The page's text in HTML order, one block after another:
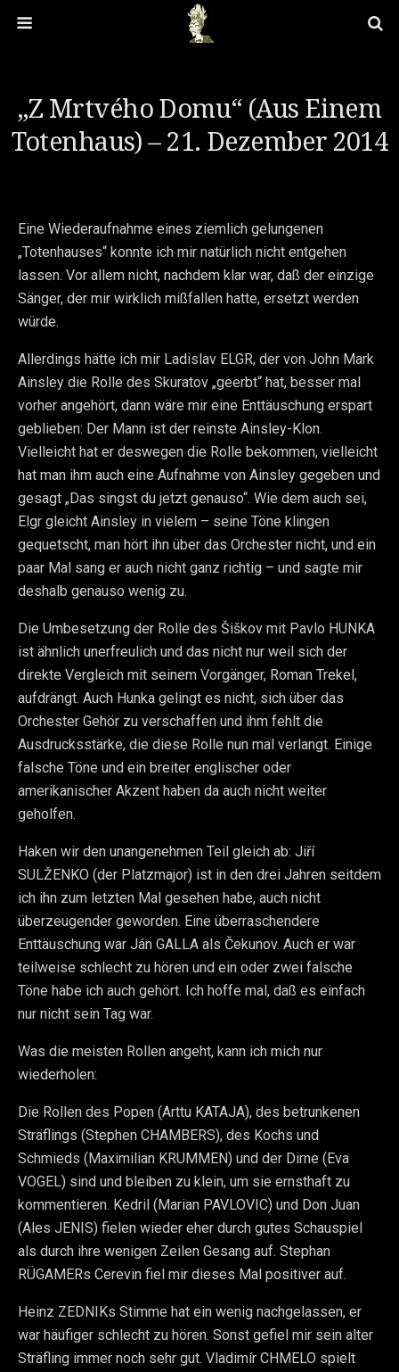
„Z Mrtvého Domu“ (Aus Einem
Totenhaus) – 21. Dezember 2014
Eine Wiederaufnahme eines ziemlich gelungenen
„Totenhauses“ konnte ich mir natürlich nicht entgehen
lassen. Vor allem nicht, nachdem klar war, daß der einzige
Sänger, der mir wirklich mißfallen hatte, ersetzt werden
würde.
Allerdings hätte ich mir Ladislav ELGR, der von John Mark
Ainsley die Rolle des Skuratov „geerbt“ hat, besser mal
vorher angehört, dann wäre mir eine Enttäuschung erspart
geblieben: Der Mann ist der reinste Ainsley-Klon.
Vielleicht hat er deswegen die Rolle bekommen, vielleicht
hat man ihm auch eine Aufnahme von Ainsley gegeben und
gesagt „Das singst du jetzt genauso“. Wie dem auch sei,
Elgr gleicht Ainsley in vielem – seine Töne klingen
gequetscht, man hört ihn über das Orchester nicht, und ein
paar Mal sang er auch nicht ganz richtig – und sagte mir
deshalb genauso wenig zu.
Die Umbesetzung der Rolle des Šiškov mit Pavlo HUNKA
ist ähnlich unerfreulich und das nicht nur weil sich der
direkte Vergleich mit seinem Vorgänger, Roman Trekel,
aufdrängt. Auch Hunka gelingt es nicht, sich über das
Orchester Gehör zu verschaffen und ihm fehlt die
Ausdrucksstärke, die diese Rolle nun mal verlangt. Einige
falsche Töne und ein breiter englischer oder
amerikanischer Akzent haben da auch nicht weiter
geholfen.
Haken wir den unangenehmen Teil gleich ab: Jiří
SULŽENKO (der Platzmajor) ist in den drei Jahren seitdem
ich ihn zum letzten Mal gesehen habe, auch nicht
überzeugender geworden. Eine überraschendere
Enttäuschung war Ján GALLA als Čekunov. Auch er war
teilweise schlecht zu hören und ein oder zwei falsche
Töne habe ich auch gehört. Ich hoffe mal, daß es einfach
nur nicht sein Tag war.
Was die meisten Rollen angeht, kann ich mich nur
wiederholen:
Die Rollen des Popen (Arttu KATAJA), des betrunkenen
Sträflings (Stephen CHAMBERS), des Kochs und
Schmieds (Maximilian KRUMMEN) und der Dirne (Eva
VOGEL) sind und bleiben zu klein, um sie ernsthaft zu
kommentieren. Kedril (Marian PAVLOVIC) und Don Juan
(Ales JENIS) fielen wieder eher durch gutes Schauspiel
als durch ihre wenigen Zeilen Gesang auf. Stephan
RÜGAMERs Cerevin fiel mir dieses Mal positiver auf.
Heinz ZEDNIKs Stimme hat ein wenig nachgelassen, er
war häufiger schlecht zu hören. Sonst gefiel mir sein alter
Sträfling immer noch sehr gut. Vladimír CHMELO spielt